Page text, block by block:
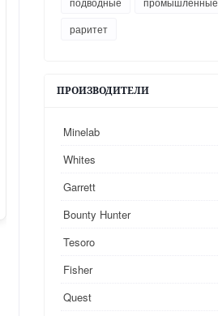
раритет
ПРОИЗВОДИТЕЛИ
Minelab
Whites
Garrett
Bounty Hunter
Tesoro
Fisher
Quest